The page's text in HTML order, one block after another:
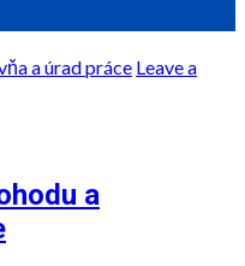
a úrad práce Leave a
a